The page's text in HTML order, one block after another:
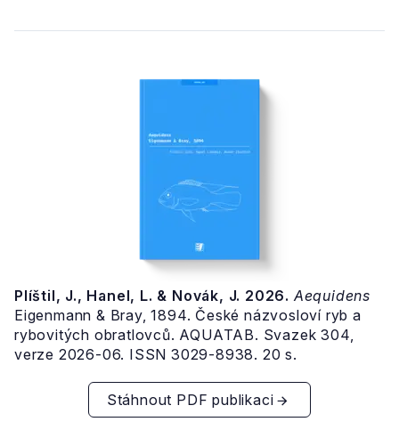
Plíštil, J., Hanel, L. & Novák, J. 2026. Aequidens
Eigenmann & Bray, 1894. České názvosloví ryb a
rybovitých obratlovců. AQUATAB. Svazek 304,
verze 2026-06. ISSN 3029-8938. 20 s.
Stáhnout PDF publikaci